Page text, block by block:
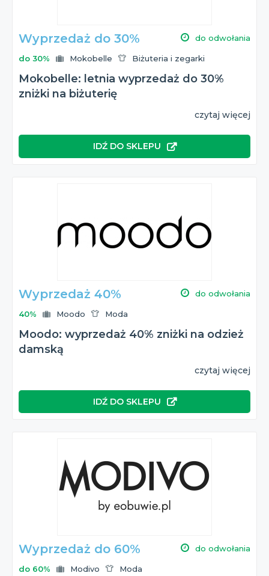
Wyprzedaż do 30% do odwołania
do 30% Mokobelle Biżuteria i zegarki
Mokobelle: letnia wyprzedaż do 30%
zniżki na biżuterię
czytaj więcej
IDŹ DO SKLEPU
Wyprzedaż 40% do odwołania
40% Moodo Moda
Moodo: wyprzedaż 40% zniżki na odzież
damską
czytaj więcej
IDŹ DO SKLEPU
Wyprzedaż do 60% do odwołania
do 60% Modivo Moda